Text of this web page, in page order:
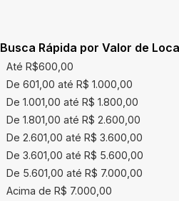
Busca Rápida por Valor de
Até R$600,00
De 601,00 até R$ 1.000,00
De 1.001,00 até R$ 1.800,00
De 1.801,00 até R$ 2.600,00
De 2.601,00 até R$ 3.600,00
De 3.601,00 até R$ 5.600,00
De 5.601,00 até R$ 7.000,00
Acima de R$ 7.000,00